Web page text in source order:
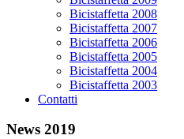
Bicistaffetta 2008
Bicistaffetta 2007
Bicistaffetta 2006
Bicistaffetta 2005
Bicistaffetta 2004
Bicistaffetta 2003
Contatti
News 2019